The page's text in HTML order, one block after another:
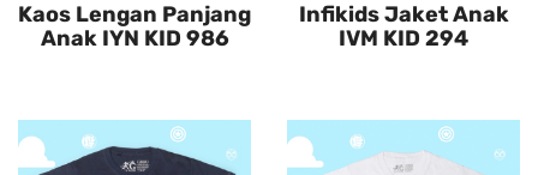
Kaos Lengan Panjang
Anak IYN KID 986
Infikids Jaket Anak
IVM KID 294